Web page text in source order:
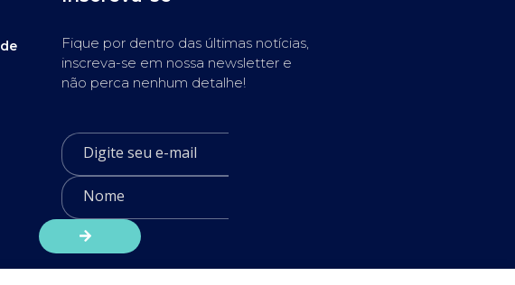
Fique por dentro das últimas notícias,
inscreva-se em nossa newsletter e
não perca nenhum detalhe!